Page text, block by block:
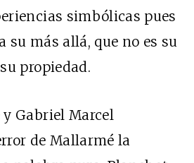
simbólicas pues
su más allá, que no es su
propiedad.
Gabriel Marcel
de Mallarmé la